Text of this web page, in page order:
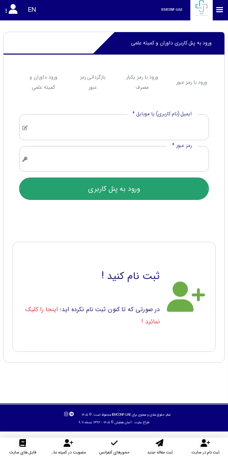
IEMCONF-UAE
EN
ورود به پنل کاربری داوران و کمیته علمی
ورود با رمز عبور
ورود با رمز یکبار
مصرف
بازگردانی رمز
عبور
ورود داوران و
کمیته علمی
ایمیل (نام کاربری) یا موبایل *
رمز عبور *
ثبت نام کنید !
در صورتی که تا کنون ثبت نام نکرده اید؛ اینجا را کلیک
نمائید !
تمام حقوق مادی و معنوی برای IEMCONF-UAE محفوظ است. © ۱۴۰۵
طراح سایت :آسان همایش © ۱۴۰۵ - 1392 نسخه 9.11
ثبت نام در سایت ثبت مقاله جدید محورهای کنفرانس عضویت در کمیته علمی داوران فایل های سایت